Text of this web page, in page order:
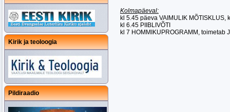
Kirik ja teoloogia
Pildiraadio
Kolmapäeval:
kl 5.45 päeva VAIMULIK
kl 6.45 PIIBLIVÕTI
kl 7 HOMMIKUPROGRAMM, toimetab